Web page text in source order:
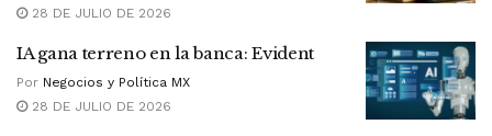
28 DE JULIO DE 2026
IA gana terreno en la banca: Evident
Por Negocios y Política MX
28 DE JULIO DE 2026